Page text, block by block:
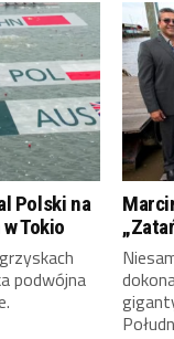
Polski na
Tokio
podwójna